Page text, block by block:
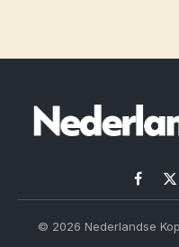
X
© 2026 Nederlandse